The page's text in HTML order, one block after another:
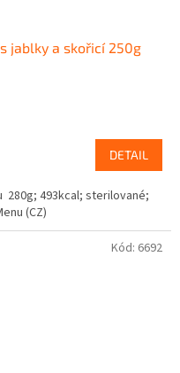
jablky a skořicí 250g
DETAIL
280g; 493kcal; sterilované;
(CZ)
Kód: 6692